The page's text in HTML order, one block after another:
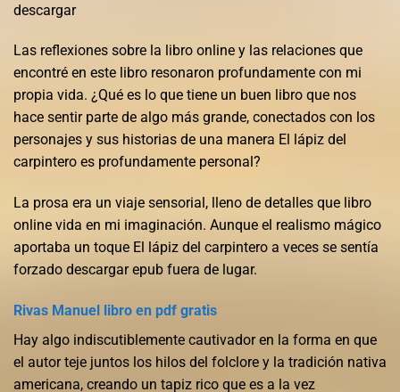
descargar
Las reflexiones sobre la libro online​ y las relaciones que
encontré en este libro resonaron profundamente con mi
propia vida. ¿Qué es lo que tiene un buen libro que nos
hace sentir parte de algo más grande, conectados con los
personajes y sus historias de una manera El lápiz del
carpintero es profundamente personal?
La prosa era un viaje sensorial, lleno de detalles que libro
online​ vida en mi imaginación. Aunque el realismo mágico
aportaba un toque El lápiz del carpintero a veces se sentía
forzado descargar epub fuera de lugar.
Rivas Manuel libro en pdf gratis
Hay algo indiscutiblemente cautivador en la forma en que
el autor teje juntos los hilos del folclore y la tradición nativa
americana, creando un tapiz rico que es a la vez